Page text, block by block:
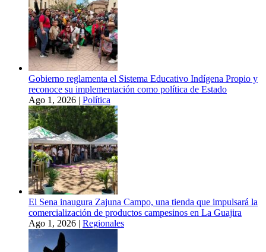
Gobierno reglamenta el Sistema Educativo Indígena Propio y
reconoce su implementación como política de Estado
Ago 1, 2026 | Política
El Sena inaugura Zajuna Campo, una tienda que impulsará la
comercialización de productos campesinos en La Guajira
Ago 1, 2026 | Regionales